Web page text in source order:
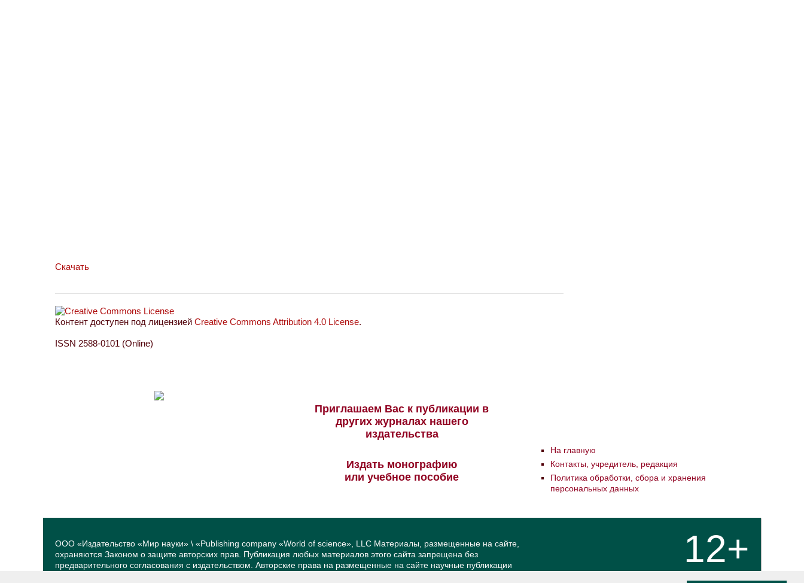
Скачать
Контент доступен под лицензией Creative Commons Attribution 4.0 License.
ISSN 2588-0101 (Online)
Приглашаем Вас к публикации в
других журналах нашего
издательства
Издать монографию
или учебное пособие
На главную
Контакты, учредитель, редакция
Политика обработки, сбора и хранения
персональных данных
ООО «Издательство «Мир науки» \ «Publishing company «World of science», LLC Материалы, размещенные на сайте,
охраняются Законом о защите авторских прав. Публикация любых материалов этого сайта запрещена без
предварительного согласования с издательством. Авторские права на размещенные на сайте научные публикации
12+